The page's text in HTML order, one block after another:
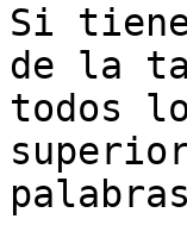
Si
de la
todos